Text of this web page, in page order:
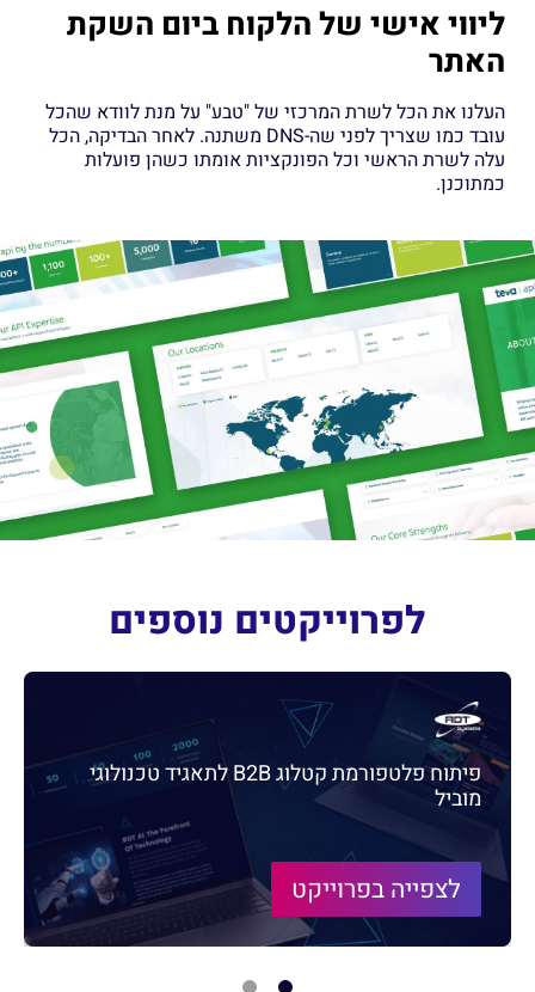
ליווי אישי של הלקוח ביום השקת
האתר
העלנו את הכל לשרת המרכזי של "טבע" על מנת לוודא שהכל
עובד כמו שצריך לפני שה-DNS משתנה. לאחר הבדיקה, הכל
עלה לשרת הראשי וכל הפונקציות אומתו כשהן פועלות
כמתוכנן.
לפרוייקטים נוספים
פיתוח פלטפורמת קטלוג B2B לתאגיד טכנולוגי
מוביל
לצפייה בפרוייקט